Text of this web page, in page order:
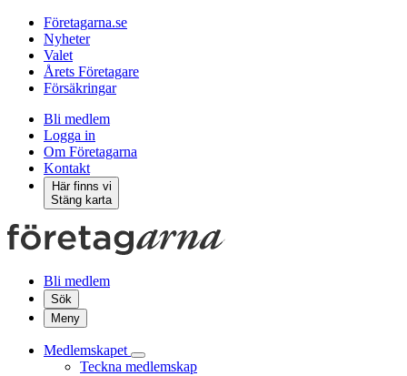
Företagarna.se
Nyheter
Valet
Årets Företagare
Försäkringar
Bli medlem
Logga in
Om Företagarna
Kontakt
Här finns vi
Stäng karta
Bli medlem
Sök
Meny
Medlemskapet
Teckna medlemskap